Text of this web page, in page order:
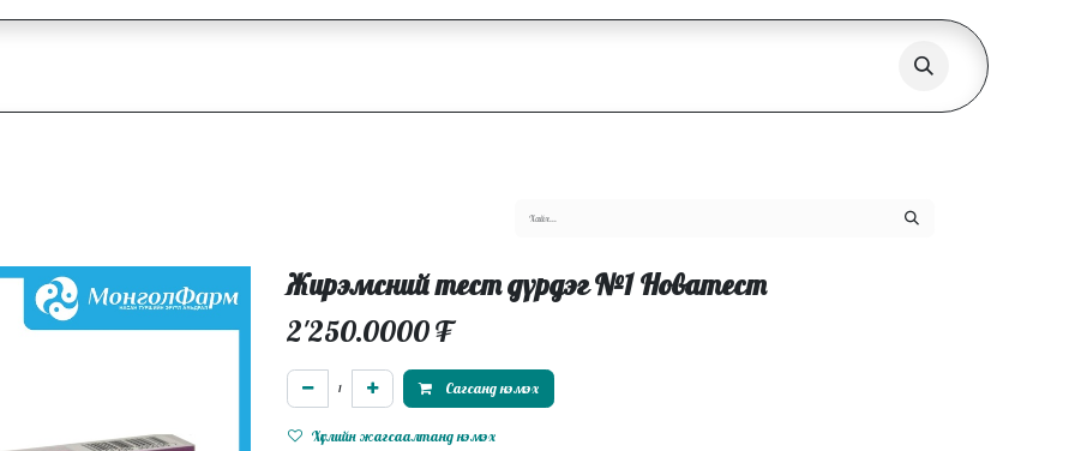
Жирэмсний тест дүрдэг №1 Новатест
2'250.0000₮
Сагсанд нэмэх
Хүслийн жагсаалтанд нэмэх